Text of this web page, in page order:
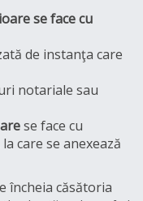
se face cu
de instanţa care
notariale sau
se face cu
care se anexează
căsătoria